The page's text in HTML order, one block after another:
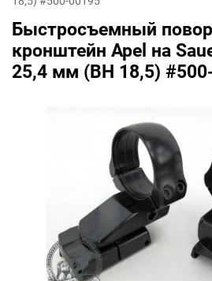
Быстросъемный
кронштейн Apel на
25,4 мм (ВН 18,5)